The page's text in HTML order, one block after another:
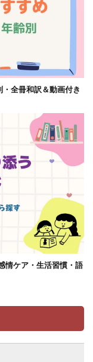
全冊和訳＆動画付き
情ケア・生活習慣・語